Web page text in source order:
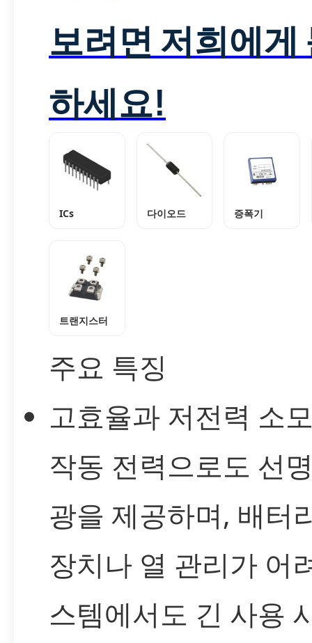
보려면 저희에게
하세요!
ICs 다이오드 증폭기
트랜지스터
주요 특징
고효율과 저전력 소
작동 전력으로도 선
광을 제공하며, 배터
장치나 열 관리가 어
스템에서도 긴 사용